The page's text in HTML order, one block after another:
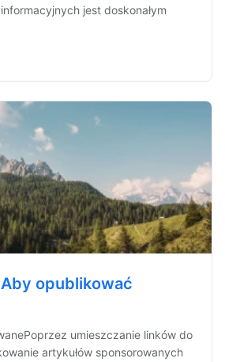
jest doskonałym
opublikować
umieszczanie linków do
artykułów sponsorowanych